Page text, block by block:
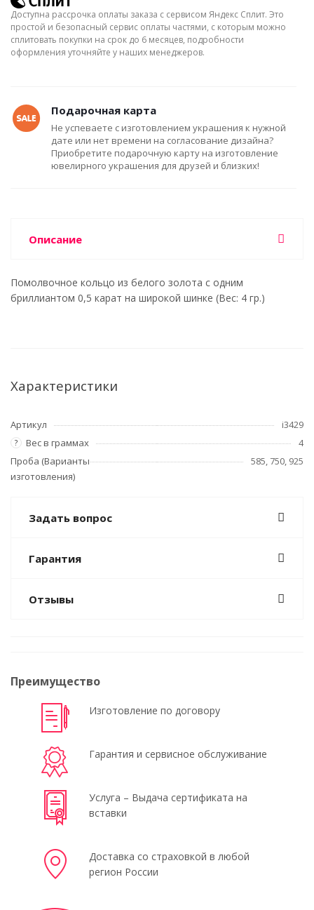
Доступна рассрочка оплаты заказа с сервисом Яндекс Сплит. Это
простой и безопасный сервис оплаты частями, с которым можно
сплитовать покупки на срок до 6 месяцев, подробности
оформления уточняйте у наших менеджеров.
Подарочная карта
Не успеваете с изготовлением украшения к нужной
дате или нет времени на согласование дизайна?
Приобретите подарочную карту на изготовление
ювелирного украшения для друзей и близких!
Описание
Помолвочное кольцо из белого золота с одним
бриллиантом 0,5 карат на широкой шинке (Вес: 4 гр.)
Характеристики
Артикул i3429
? Вес в граммах
4
Проба (Варианты
изготовления)
585, 750, 925
Задать вопрос
Гарантия
Отзывы
Преимущество
Изготовление по договору
Гарантия и сервисное обслуживание
Услуга – Выдача сертификата на
вставки
Доставка со страховкой в любой
регион России